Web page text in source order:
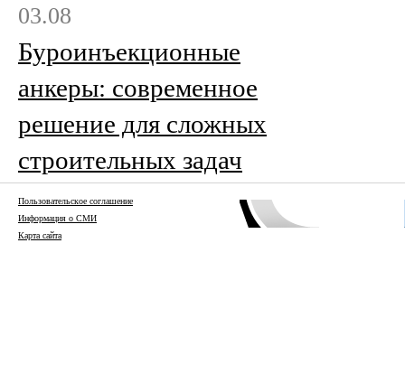
03.08
Буроинъекционные
анкеры: современное
решение для сложных
строительных задач
Пользовательское соглашение
Информация о СМИ
Карта сайта